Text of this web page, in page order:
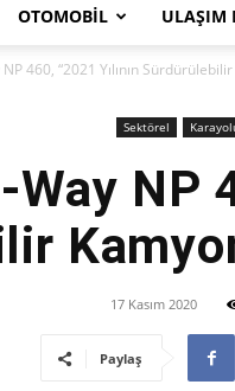
OTOMOBIL ULAŞIM
NP 460, “2021 Yılının
Sektörel
Way NP
17 Kasım 2020
Paylaş